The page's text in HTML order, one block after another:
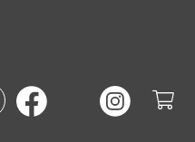
Suche nach Büchern oder